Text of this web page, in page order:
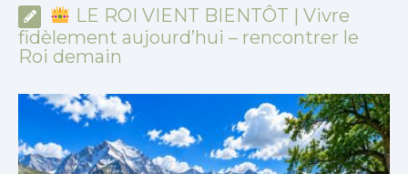
LE ROI VIENT BIENTÔT | Vivre
fidèlement aujourd’hui – rencontrer le
Roi demain